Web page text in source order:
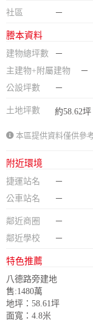
社區 －
謄本資料
建物總坪數
－
主建物+附屬建物
－
公設坪數
－
土地坪數 約58.62坪
本區提供資料僅供參
附近環境
捷運站名
－
公車站名
－
鄰近商圈
－
鄰近學校
－
特色推薦
八德路旁建地
售:1480萬
地坪：58.61坪
面寬：4.8米